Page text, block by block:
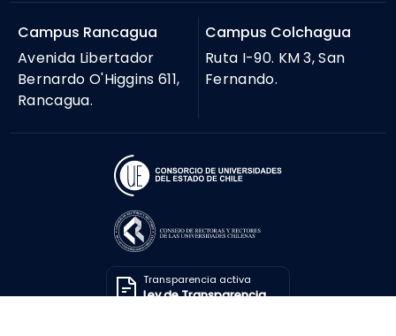
Campus Rancagua
Avenida Libertador
Bernardo O'Higgins 611,
Rancagua.
Campus Colchagua
Ruta I-90. KM 3, San
Fernando.
Transparencia activa
Ley de Transparencia